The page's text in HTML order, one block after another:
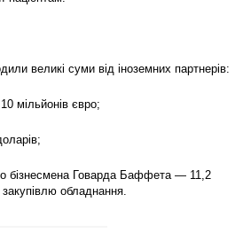
великі суми від іноземних партнерів:
мільйонів євро;
бізнесмена Говарда Баффета — 11,2
обладнання.